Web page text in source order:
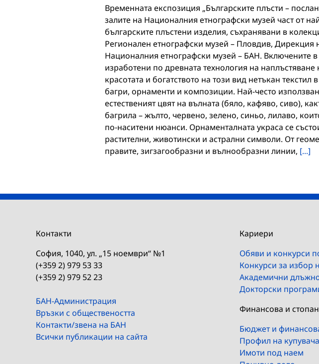
Временната експозиция „Българските плъсти –
залите на Националния етнографски музей част от
българските плъстени изделия, съхранявани в
Регионален етнографски музей – Пловдив, Дирекция
Националния етнографски музей – БАН. Включените
изработени по древната технология на наплъстяване
красотата и богатството на този вид нетъкан текстил
багри, орнаменти и композиции. Най-често
естественият цвят на вълната (бяло, кафяво, сиво),
багрила – жълто, червено, зелено, синьо, лилаво,
по-наситени нюанси. Орнаменталната украса се
растителни, животински и астрални символи. От
правите, зигзагообразни и вълнообразни линии, [...]
Контакти
София, 1040, ул. „15 ноември“ №1
(+359 2) 979 53 33
(+359 2) 979 52 23
БАН-Администрация
Връзки с обществеността
Контакти/звена на БАН
Всички публикации на сайта
Кариери
Обяви и конкурси
Конкурси за избор
Академични
Докторски
Финансова и
Бюджет и
Профил на купувача
Имоти под наем